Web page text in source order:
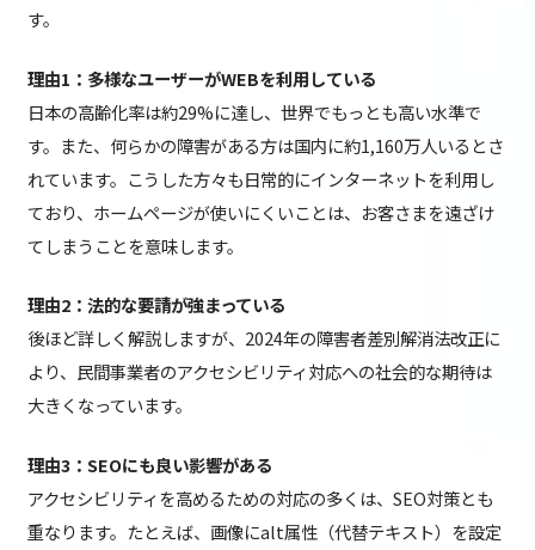
す。
理由1：多様なユーザーがWEBを利用している
日本の高齢化率は約29%に達し、世界でもっとも高い水準で
す。また、何らかの障害がある方は国内に約1,160万人いるとさ
れています。こうした方々も日常的にインターネットを利用し
ており、ホームページが使いにくいことは、お客さまを遠ざけ
てしまうことを意味します。
理由2：法的な要請が強まっている
後ほど詳しく解説しますが、2024年の障害者差別解消法改正に
より、民間事業者のアクセシビリティ対応への社会的な期待は
大きくなっています。
理由3：SEOにも良い影響がある
アクセシビリティを高めるための対応の多くは、SEO対策とも
重なります。たとえば、画像にalt属性（代替テキスト）を設定